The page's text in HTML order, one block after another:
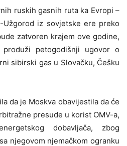
ruskih gasnih ruta ka Evropi –
Užgorod iz sovjetske ere preko
zatvoren krajem ove godine,
petogodišnji ugovor o
sibirski gas u Slovačku, Češku
da je Moskva obavijestila da će
presude u korist OMV-a,
dobavljača, zbog
njegovom njemačkom ogranku